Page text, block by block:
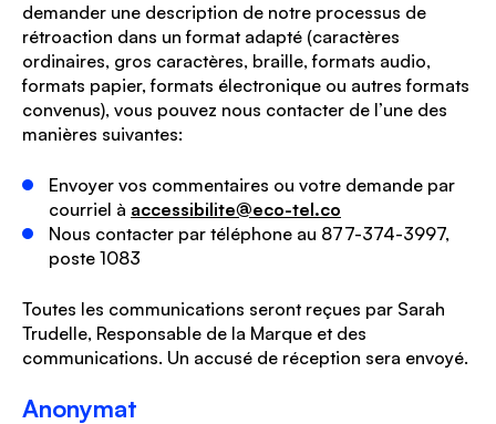
demander une description de notre processus de
rétroaction dans un format adapté (caractères
ordinaires, gros caractères, braille, formats audio,
formats papier, formats électronique ou autres formats
convenus), vous pouvez nous contacter de l’une des
manières suivantes:
Envoyer vos commentaires ou votre demande par
courriel à accessibilite@eco-tel.co
Nous contacter par téléphone au 877-374-3997,
poste 1083
Toutes les communications seront reçues par Sarah
Trudelle, Responsable de la Marque et des
communications. Un accusé de réception sera envoyé.
Anonymat